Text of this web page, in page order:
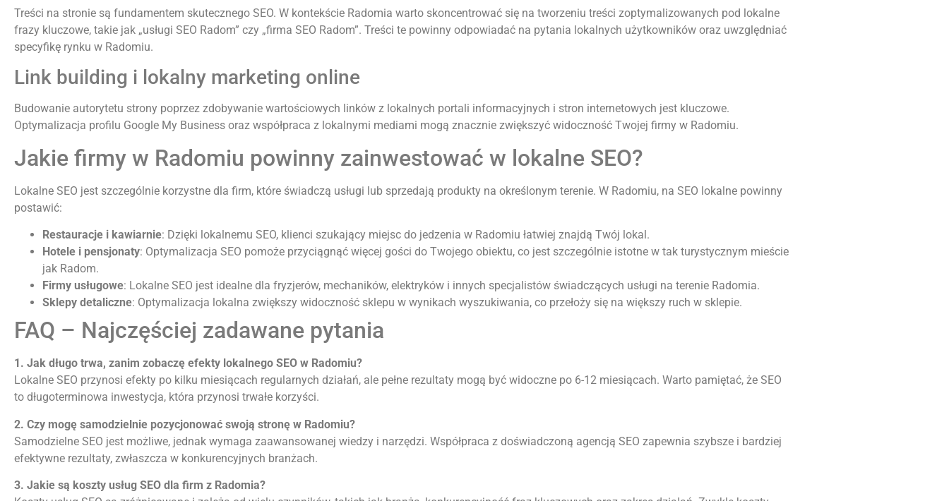
Treści na stronie są fundamentem skutecznego SEO. W kontekście Radomia warto skoncentrować się na tworzeniu treści zoptymalizowanych pod lokalne
frazy kluczowe, takie jak „usługi SEO Radom” czy „firma SEO Radom”. Treści te powinny odpowiadać na pytania lokalnych użytkowników oraz uwzględniać
specyfikę rynku w Radomiu.
Link building i lokalny marketing online
Budowanie autorytetu strony poprzez zdobywanie wartościowych linków z lokalnych portali informacyjnych i stron internetowych jest kluczowe.
Optymalizacja profilu Google My Business oraz współpraca z lokalnymi mediami mogą znacznie zwiększyć widoczność Twojej firmy w Radomiu.
Jakie firmy w Radomiu powinny zainwestować w lokalne SEO?
Lokalne SEO jest szczególnie korzystne dla firm, które świadczą usługi lub sprzedają produkty na określonym terenie. W Radomiu, na SEO lokalne powinny
postawić:
Restauracje i kawiarnie: Dzięki lokalnemu SEO, klienci szukający miejsc do jedzenia w Radomiu łatwiej znajdą Twój lokal.
Hotele i pensjonaty: Optymalizacja SEO pomoże przyciągnąć więcej gości do Twojego obiektu, co jest szczególnie istotne w tak turystycznym mieście
jak Radom.
Firmy usługowe: Lokalne SEO jest idealne dla fryzjerów, mechaników, elektryków i innych specjalistów świadczących usługi na terenie Radomia.
Sklepy detaliczne: Optymalizacja lokalna zwiększy widoczność sklepu w wynikach wyszukiwania, co przełoży się na większy ruch w sklepie.
FAQ – Najczęściej zadawane pytania
1. Jak długo trwa, zanim zobaczę efekty lokalnego SEO w Radomiu?
Lokalne SEO przynosi efekty po kilku miesiącach regularnych działań, ale pełne rezultaty mogą być widoczne po 6-12 miesiącach. Warto pamiętać, że SEO
to długoterminowa inwestycja, która przynosi trwałe korzyści.
2. Czy mogę samodzielnie pozycjonować swoją stronę w Radomiu?
Samodzielne SEO jest możliwe, jednak wymaga zaawansowanej wiedzy i narzędzi. Współpraca z doświadczoną agencją SEO zapewnia szybsze i bardziej
efektywne rezultaty, zwłaszcza w konkurencyjnych branżach.
3. Jakie są koszty usług SEO dla firm z Radomia?